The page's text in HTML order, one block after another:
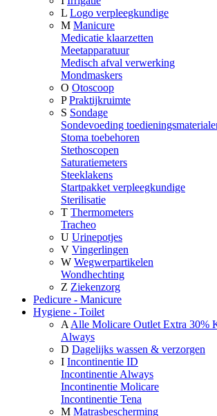
L Logo verpleegkundige
M Manicure
Medicatie klaarzetten
Meetapparatuur
Medisch afval verwerking
Mondmaskers
O Otoscoop
P Praktijkruimte
S Sondage
Sondevoeding
Stoma toebehoren
Stethoscopen
Saturatiemeters
Steeklakens
Startpakket verpleegkundige
Sterilisatie
T Thermometers
Tracheo
U Urinepotjes
V Vingerlingen
W Wegwerpartikelen
Wondhechting
Z Ziekenzorg
Pedicure - Manicure
Hygiene - Toilet
A Alle Molicare Outlet Extra 30%
Always
D Dagelijks wassen & verzorgen
I Incontinentie ID
Incontinentie Always
Incontinentie Molicare
Incontinentie Tena
M Matrasbescherming